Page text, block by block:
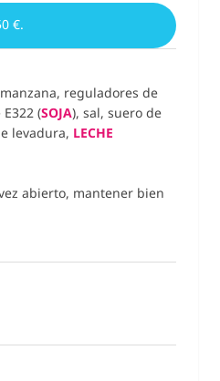
€.
reguladores de
(SOJA), sal, suero de
levadura, LECHE
abierto, mantener bien